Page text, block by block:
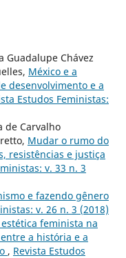
Guadalupe Chávez
México e a
desenvolvimento e a
Estudos Feministas:
de Carvalho
Mudar o rumo do
resistências e justiça
v. 33 n. 3
e fazendo gênero
v. 26 n. 3 (2018)
feminista na
a história e a
, Revista Estudos